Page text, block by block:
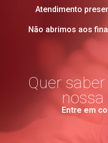
Atendimento
Não abrimos aos
Quer
nossa
Entre em